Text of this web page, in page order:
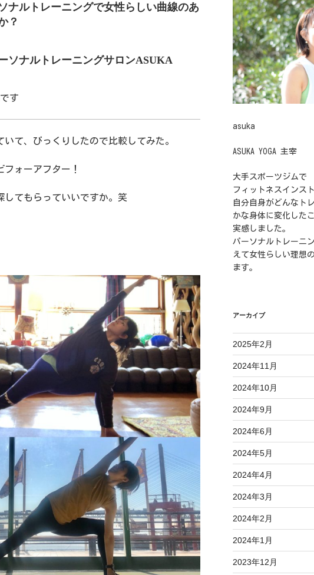
ナルトレーニングで女性らしい曲線のあ
？
ソナルトレーニングサロンASUKA
です
て、びっくりしたので比較してみた。
ォーアフター！
してもらっていいですか。笑
asuka
ASUKA YOGA 主宰
大手スポーツジムで
フィットネスインス
自分自身がどんなト
かな身体に変化した
実感しました。
パーソナルトレーニ
えて女性らしい理想
ます。
アーカイブ
2025年2月
2024年11月
2024年10月
2024年9月
2024年6月
2024年5月
2024年4月
2024年3月
2024年2月
2024年1月
2023年12月